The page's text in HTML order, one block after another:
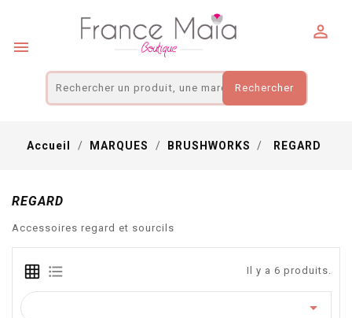
Rechercher


Accueil MARQUES BRUSHWORKS REGARD
REGARD
Accessoires regard et sourcils
Il y a 6 produits.
